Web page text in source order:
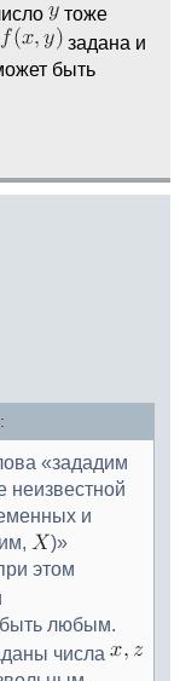
тоже
задана и
быть
«зададим
неизвестной
и
)»
этом
любым.
числа